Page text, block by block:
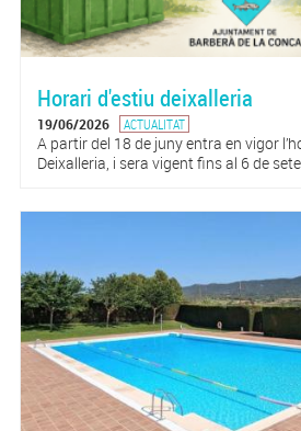
Horari d'estiu deixalleria
19/06/2026 ACTUALITAT
A partir del 18 de juny entra en vigor
Deixalleria, i sera vigent fins al 6 de